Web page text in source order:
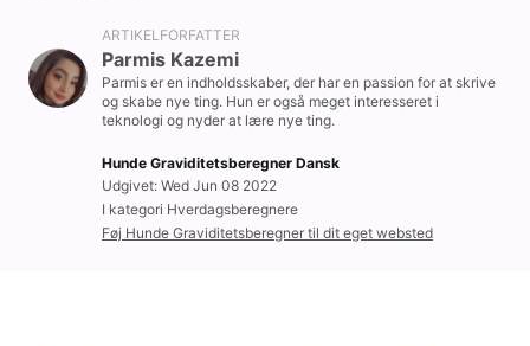
ARTIKELFORFATTER
Parmis Kazemi
Parmis er en indholdsskaber, der har en passion for at skrive
og skabe nye ting. Hun er også meget interesseret i
teknologi og nyder at lære nye ting.
Hunde Graviditetsberegner Dansk
Udgivet: Wed Jun 08 2022
I kategori Hverdagsberegnere
Føj Hunde Graviditetsberegner til dit eget websted